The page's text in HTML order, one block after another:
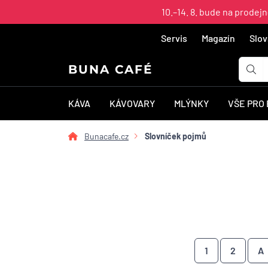
10.–14. 8. bude na
Servis Magazín
BUNA CAFÉ
KÁVA KÁVOVARY MLÝNKY VŠE PRO
Bunacafe.cz Slovníček pojmů
1 2 A